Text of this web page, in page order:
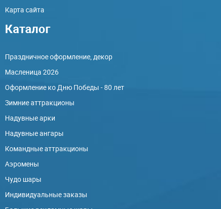
Карта сайта
Каталог
Праздничное оформление, декор
Масленица 2026
Оформление ко Дню Победы - 80 лет
Зимние аттракционы
Надувные арки
Надувные ангары
Командные аттракционы
Аэромены
Чудо шары
Индивидуальные заказы